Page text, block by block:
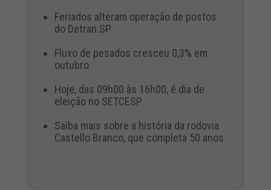
Feriados alteram operação de postos
do Detran.SP
Fluxo de pesados cresceu 0,3% em
outubro
Hoje, das 09h00 às 16h00, é dia de
eleição no SETCESP
Saiba mais sobre a história da rodovia
Castello Branco, que completa 50 anos